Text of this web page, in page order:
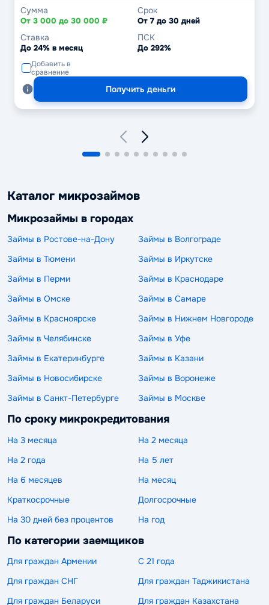
Сумма
От 3 000 до 30 000 ₽
Срок
От 7 до 30 дней
Ставка
До 24% в месяц
ПСК
До 292%
Добавить в
сравнение
Получить деньги
Каталог микрозаймов
Микрозаймы в городах
Займы в Ростове-на-Дону
Займы в Волгограде
Займы в Тюмени
Займы в Иркутске
Займы в Перми
Займы в Краснодаре
Займы в Омске
Займы в Самаре
Займы в Красноярске
Займы в Нижнем Новгороде
Займы в Челябинске
Займы в Уфе
Займы в Екатеринбурге
Займы в Казани
Займы в Новосибирске
Займы в Воронеже
Займы в Санкт-Петербурге
Займы в Москве
По сроку микрокредитования
На 3 месяца
На 2 месяца
На 2 года
На 5 лет
На 6 месяцев
На месяц
Краткосрочные
Долгосрочные
На 30 дней без процентов
На год
По категории заемщиков
Для граждан Армении
С 21 года
Для граждан СНГ
Для граждан Таджикистана
Для граждан Беларуси
Для граждан Казахстана